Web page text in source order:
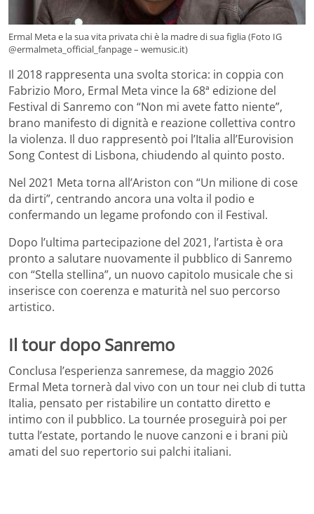
Ermal Meta e la sua vita privata chi è la madre di sua figlia (Foto IG
@ermalmeta_official_fanpage – wemusic.it)
Il 2018 rappresenta una svolta storica: in coppia con
Fabrizio Moro, Ermal Meta vince la 68ª edizione del
Festival di Sanremo con “Non mi avete fatto niente”,
brano manifesto di dignità e reazione collettiva contro
la violenza. Il duo rappresentò poi l’Italia all’Eurovision
Song Contest di Lisbona, chiudendo al quinto posto.
Nel 2021 Meta torna all’Ariston con “Un milione di cose
da dirti”, centrando ancora una volta il podio e
confermando un legame profondo con il Festival.
Dopo l’ultima partecipazione del 2021, l’artista è ora
pronto a salutare nuovamente il pubblico di Sanremo
con “Stella stellina”, un nuovo capitolo musicale che si
inserisce con coerenza e maturità nel suo percorso
artistico.
Il tour dopo Sanremo
Conclusa l’esperienza sanremese, da maggio 2026
Ermal Meta tornerà dal vivo con un tour nei club di tutta
Italia, pensato per ristabilire un contatto diretto e
intimo con il pubblico. La tournée proseguirà poi per
tutta l’estate, portando le nuove canzoni e i brani più
amati del suo repertorio sui palchi italiani.